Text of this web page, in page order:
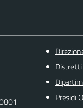
Distretti
Presidi